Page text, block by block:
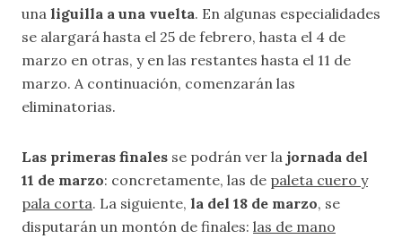
una liguilla a una vuelta. En algunas especialidades
se alargará hasta el 25 de febrero, hasta el 4 de
marzo en otras, y en las restantes hasta el 11 de
marzo. A continuación, comenzarán las
eliminatorias.
Las primeras finales se podrán ver la jornada del
11 de marzo: concretamente, las de paleta cuero y
pala corta. La siguiente, la del 18 de marzo, se
disputarán un montón de finales: las de mano